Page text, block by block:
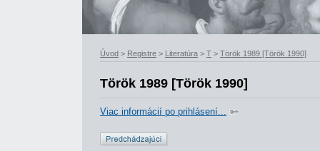
Úvod > Registre > Literatúra > T > Török 1989 [Török 1990]
Török 1989 [Török 1990]
Viac informácií po prihlásení...